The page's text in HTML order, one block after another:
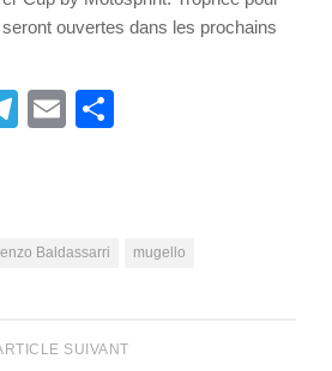
ouvertes dans les prochains
Telegram
Email
Baldassarri mugello
SUIVANT